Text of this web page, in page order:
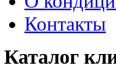
Контакты
Каталог